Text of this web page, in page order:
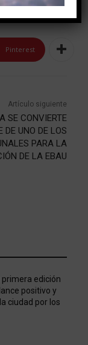
Pinterest
Artículo siguiente
SE CONVIERTE
DE UNO DE LOS
PARA LA
DE LA EBAU
primera edición
positivo y
ciudad por los